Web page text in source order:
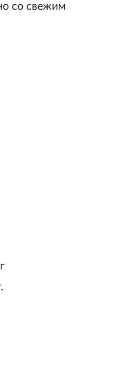
со свежим